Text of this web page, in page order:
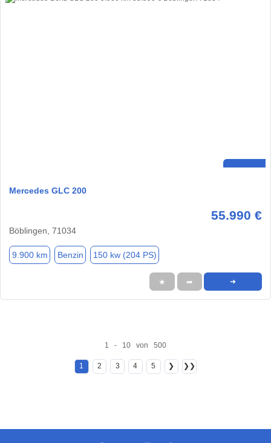
Mercedes GLC 200
55.990 €
Böblingen, 71034
9.900 km Benzin 150 kw (204 PS)
★ ➦ ➜
1 - 10 von 500
1 2 3 4 5 ❯ ❯❯